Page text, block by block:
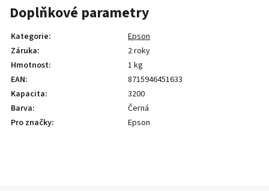
Doplňkové parametry
Kategorie:
Epson
Záruka:
2 roky
Hmotnost:
1 kg
EAN:
8715946451633
Kapacita:
3200
Barva:
Černá
Pro značky: Epson